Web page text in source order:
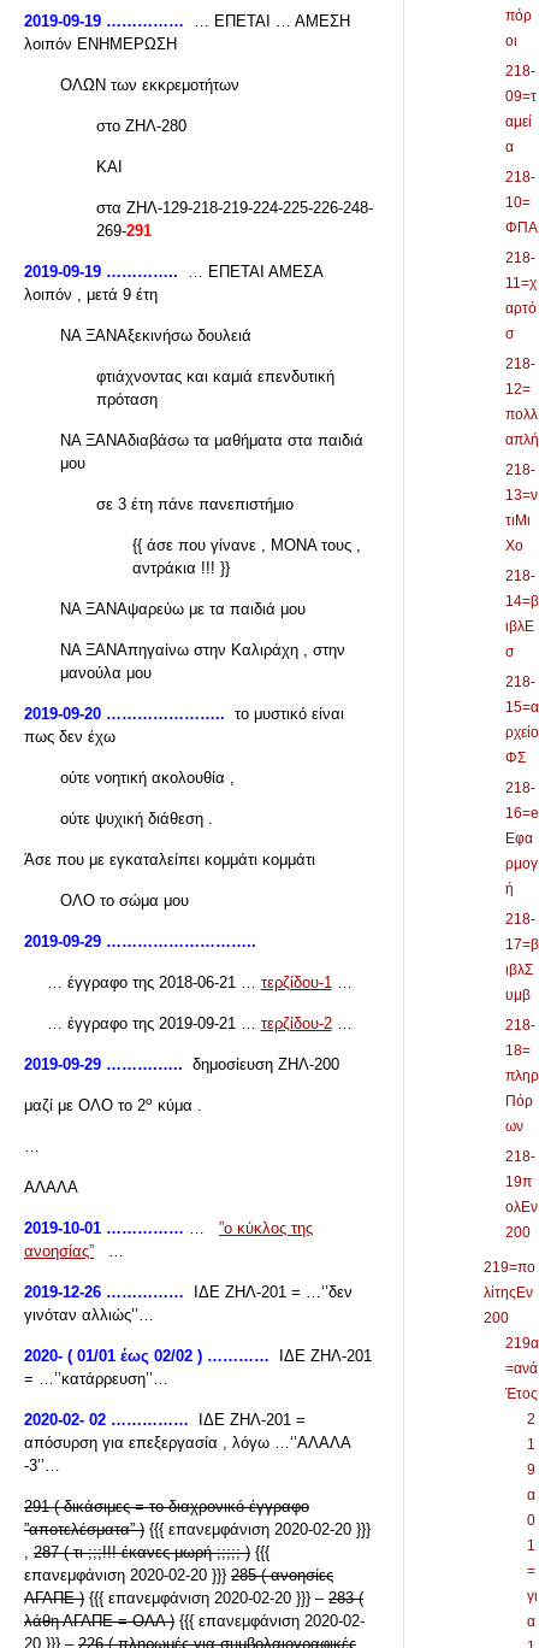
2019-09-19 …………… … ΕΠΕΤΑΙ … ΑΜΕΣΗ
λοιπόν ΕΝΗΜΕΡΩΣΗ
ΟΛΩΝ των εκκρεμοτήτων
στο ΖΗΛ-280
ΚΑΙ
στα ΖΗΛ-129-218-219-224-225-226-248-
269-291
2019-09-19 ………….. … ΕΠΕΤΑΙ ΑΜΕΣΑ
λοιπόν , μετά 9 έτη
ΝΑ ΞΑΝΑξεκινήσω δουλειά
φτιάχνοντας και καμιά επενδυτική
πρόταση
ΝΑ ΞΑΝΑδιαβάσω τα μαθήματα στα παιδιά
μου
σε 3 έτη πάνε πανεπιστήμιο
{{ άσε που γίνανε , ΜΟΝΑ τους ,
αντράκια !!! }}
ΝΑ ΞΑΝΑψαρεύω με τα παιδιά μου
ΝΑ ΞΑΝΑπηγαίνω στην Καλιράχη , στην
μανούλα μου
2019-09-20 ………………….. το μυστικό είναι
πως δεν έχω
ούτε νοητική ακολουθία ,
ούτε ψυχική διάθεση .
Άσε που με εγκαταλείπει κομμάτι κομμάτι
ΟΛΟ το σώμα μου
2019-09-29 ………………………..
… έγγραφο της 2018-06-21 … τερζίδου-1…
… έγγραφο της 2019-09-21 … τερζίδου-2…
2019-09-29 ……….….. δημοσίευση ΖΗΛ-200
μαζί με ΟΛΟ το 2ο κύμα .
…
ΑΛΑΛΑ
2019-10-01 …………… … ”ο κύκλος της
ανοησίας” …
2019-12-26 ……………
ΙΔΕ ΖΗΛ-201 = …‘’δεν
γινόταν αλλιώς’’…
2020- ( 01/01 έως 02/02 ) …………
ΙΔΕ ΖΗΛ-201
= …’’κατάρρευση’’…
2020-02- 02 ……………
ΙΔΕ ΖΗΛ-201 =
απόσυρση για επεξεργασία , λόγω …‘’ΑΛΑΛΑ
-3’’…
291 ( δικάσιμες = το διαχρονικό έγγραφο
”αποτελέσματα” ) {{{ επανεμφάνιση 2020-02-20 }}}
, 287 ( τι ;;;!!! έκανες μωρή ;;;;; ) {{{
επανεμφάνιση 2020-02-20 }}} 285 ( ανοησίες
ΑΓΑΠΕ ) {{{ επανεμφάνιση 2020-02-20 }}} – 283 (
λάθη ΑΓΑΠΕ = ΟΛΑ ) {{{ επανεμφάνιση 2020-02-
20 }}} – 226 ( πληρωμές για συμβολαιογραφικές
πόρ
οι
218-
09=τ
αμεί
α
218-
10=
ΦΠΑ
218-
11=χ
αρτό
σ
218-
12=
πολλ
απλή
218-
13=ν
τιΜι
Χο
218-
14=β
ιβλΕ
σ
218-
15=α
ρχείο
ΦΣ
218-
16=e
Εφα
ρμογ
ή
218-
17=β
ιβλΣ
υμβ
218-
18=
πληρ
Πόρ
ων
218-
19π
ολΕν
200
219=πο
λίτηςΕν
200
219α
=ανά
Έτος
2
1
9
α
0
1
=
γι
α